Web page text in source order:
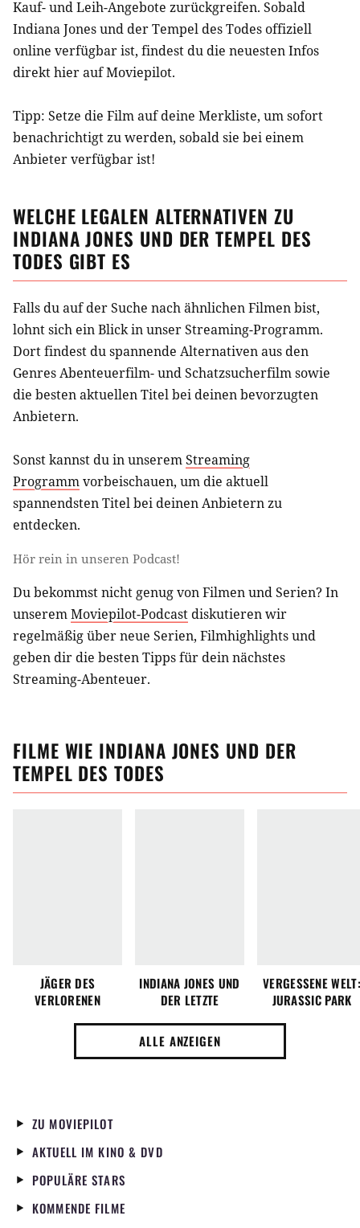
Kauf- und Leih-Angebote zurückgreifen. Sobald
Indiana Jones und der Tempel des Todes offiziell
online verfügbar ist, findest du die neuesten Infos
direkt hier auf Moviepilot.
Tipp: Setze die Filmauf deine Merkliste, um sofort
benachrichtigt zu werden, sobald sie bei einem
Anbieter verfügbar ist!
WELCHE LEGALEN ALTERNATIVEN ZU
INDIANA JONES UND DER TEMPEL DES
TODES GIBT ES
Falls du auf der Suche nach ähnlichenFilmenbist,
lohnt sich ein Blick in unser Streaming-Programm.
Dort findest du spannende Alternativen aus den
Genres Abenteuerfilm- und Schatzsucherfilmsowie
die besten aktuellen Titel bei deinen bevorzugten
Anbietern.
Sonst kannst du in unseremStreaming
Programmvorbeischauen, um die aktuell
spannendsten Titel bei deinen Anbietern zu
entdecken.
Hör rein in unseren Podcast!
Du bekommst nicht genug von Filmen und Serien? In
unseremMoviepilot-Podcast diskutieren wir
regelmäßig über neue Serien, Filmhighlights und
geben dir die besten Tipps für dein nächstes
Streaming-Abenteuer.
FILME WIE INDIANA JONES UND DER
TEMPEL DES TODES
JÄGER DES
VERLORENEN
INDIANA JONES UND
DER LETZTE
VERGESSENE WELT:
JURASSIC PARK
ALLE ANZEIGEN
ZU MOVIEPILOT
AKTUELL IM KINO & DVD
POPULÄRE STARS
KOMMENDE FILME